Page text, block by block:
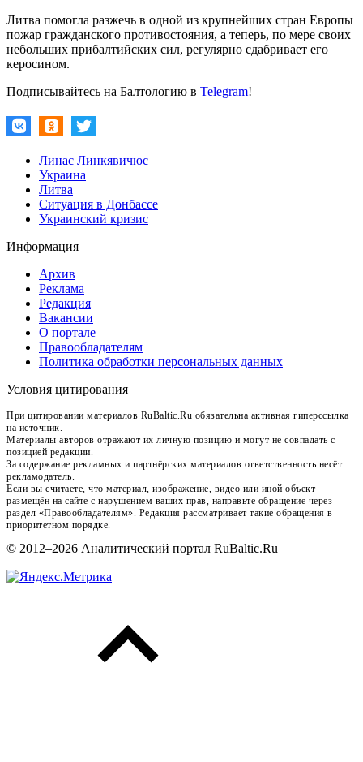
Литва помогла разжечь в одной из крупнейших стран Европы
пожар гражданского противостояния, а теперь, по мере своих
небольших прибалтийских сил, регулярно сдабривает его
керосином.
Подписывайтесь на Балтологию в Telegram!
Линас Линкявичюс
Украина
Литва
Ситуация в Донбассе
Украинский кризис
Информация
Архив
Реклама
Редакция
Вакансии
О портале
Правообладателям
Политика обработки персональных данных
Условия цитирования
При цитировании материалов RuBaltic.Ru обязательна активная гиперссылка
на источник.
Материалы авторов отражают их личную позицию и могут не совпадать с
позицией редакции.
За содержание рекламных и партнёрских материалов ответственность несёт
рекламодатель.
Если вы считаете, что материал, изображение, видео или иной объект
размещён на сайте с нарушением ваших прав, направьте обращение через
раздел «Правообладателям». Редакция рассматривает такие обращения в
приоритетном порядке.
© 2012–2026 Аналитический портал RuBaltic.Ru